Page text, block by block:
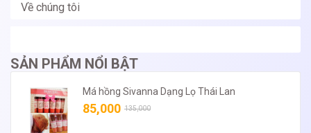
Về chúng tôi
SẢN PHẨM NỔI BẬT
Má hồng Sivanna Dạng Lọ Thái Lan
85,000 135,000